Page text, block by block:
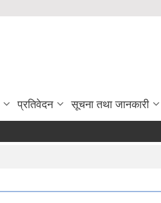
प्रतिवेदन सूचना तथा जानकारी